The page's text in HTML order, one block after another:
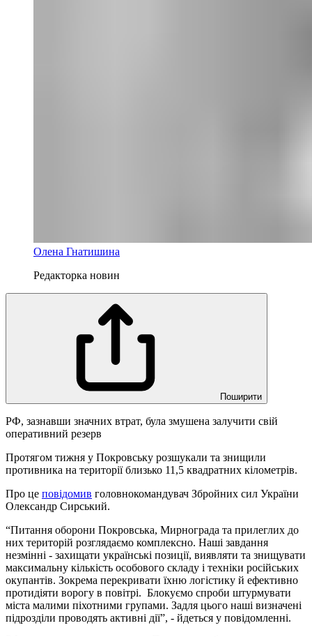
Олена Гнатишина
Редакторка новин
Поширити
РФ, зазнавши значних втрат, була змушена залучити свій
оперативний резерв
Протягом тижня у Покровську розшукали та знищили
противника на території близько 11,5 квадратних кілометрів.
Про це повідомив головнокомандувач Збройних сил України
Олександр Сирський.
“Питання оборони Покровська, Мирнограда та прилеглих до
них територій розглядаємо комплексно. Наші завдання
незмінні - захищати українські позиції, виявляти та знищувати
максимальну кількість особового складу і техніки російських
окупантів. Зокрема перекривати їхню логістику й ефективно
протидіяти ворогу в повітрі. Блокуємо спроби штурмувати
міста малими піхотними групами. Задля цього наші визначені
підрозділи проводять активні дії”, - йдеться у повідомленні.